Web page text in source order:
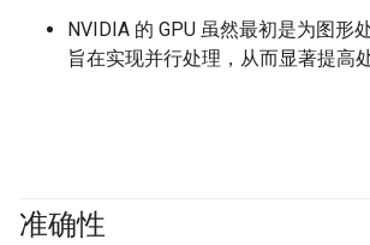
NVIDIA 的 GPU 虽然最初是为图形
旨在实现并行处理，从而显著提高
准确性